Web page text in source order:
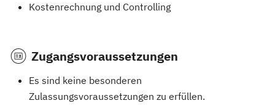
Kostenrechnung und Controlling
Zugangsvoraussetzungen
Es sind keine besonderen
Zulassungsvoraussetzungen zu erfüllen.